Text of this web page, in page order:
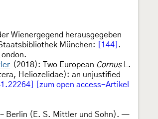
Wienergegend herausgegeben
München:
[144] .
(2018): Two European CornusL.
Heliozelidae): an unjustified
[zum open access-Artikel
Berlin (E. S. Mittler und Sohn). —